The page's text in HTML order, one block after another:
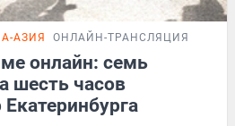
АЗИЯ ОНЛАЙН-ТРАНСЛЯЦИЯ
онлайн: семь
шесть часов